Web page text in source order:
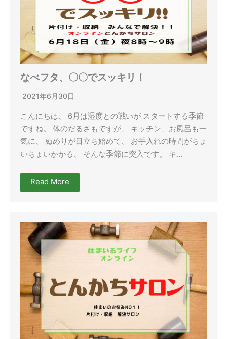
なべフタ、〇〇でスッキリ！
2021年6月30日
こんにちは、 6月は湿度との戦いが スタートする季節
ですね。 体のだるさもですが、 キッチン、お風呂も一
気に、 ぬめりが目立ち始めて、 お手入れの時間がちょ
いちょいかかる、 そんな季節に突入です。 キ…
Read More